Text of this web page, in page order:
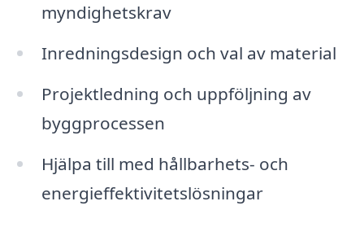
myndighetskrav
Inredningsdesign och val av material
Projektledning och uppföljning av
byggprocessen
Hjälpa till med hållbarhets- och
energieffektivitetslösningar